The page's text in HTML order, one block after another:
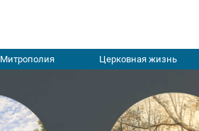
Митрополия Церковная жизнь